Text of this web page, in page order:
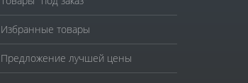
Избранные товары
Предложение лучшей цены